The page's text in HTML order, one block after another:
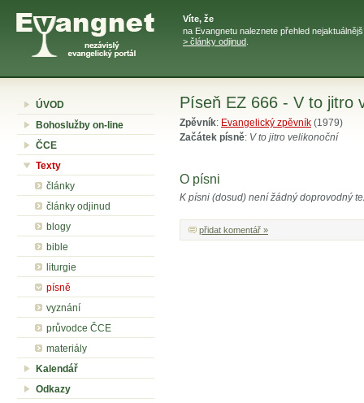
Víte, že
na Evangnetu naleznete přehled
> články odjinud
ÚVOD
Bohoslužby on-line
ČCE
Texty
články
články odjinud
blogy
bible
liturgie
písně
vyznání
průvodce ČCE
materiály
Kalendář
Odkazy
Píseň EZ 666 - V to jitro
Zpěvník: Evangelický zpěvník (1979)
Začátek písně: V to jitro velikonoční
O písni
K písni (dosud) není žádný doprovodný
přidat komentář »